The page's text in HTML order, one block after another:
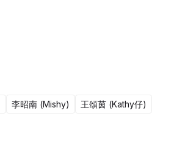
李昭南 (Mishy) 王頌茵 (Kathy仔)